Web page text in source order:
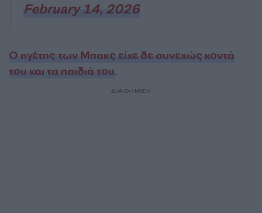
February 14, 2026
Ο ηγέτης των Μπακς είχε δε συνεχώς κοντά
του και τα παιδιά του.
ΔΙΑΦΗΜΙΣΗ